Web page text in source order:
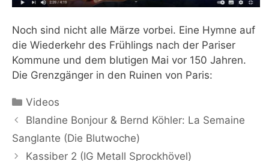
Noch sind nicht alle Märze vorbei. Eine Hymne auf
die Wiederkehr des Frühlings nach der Pariser
Kommune und dem blutigen Mai vor 150 Jahren.
Die Grenzgänger in den Ruinen von Paris:
Kategorien
Videos
Blandine Bonjour & Bernd Köhler: La Semaine
Sanglante (Die Blutwoche)
Kassiber 2 (IG Metall Sprockhövel)